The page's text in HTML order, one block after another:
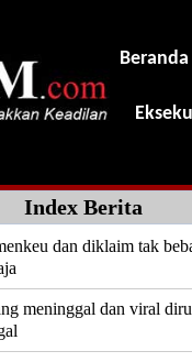
Beranda
Index Berita
dan diklaim tak
meninggal dan viral